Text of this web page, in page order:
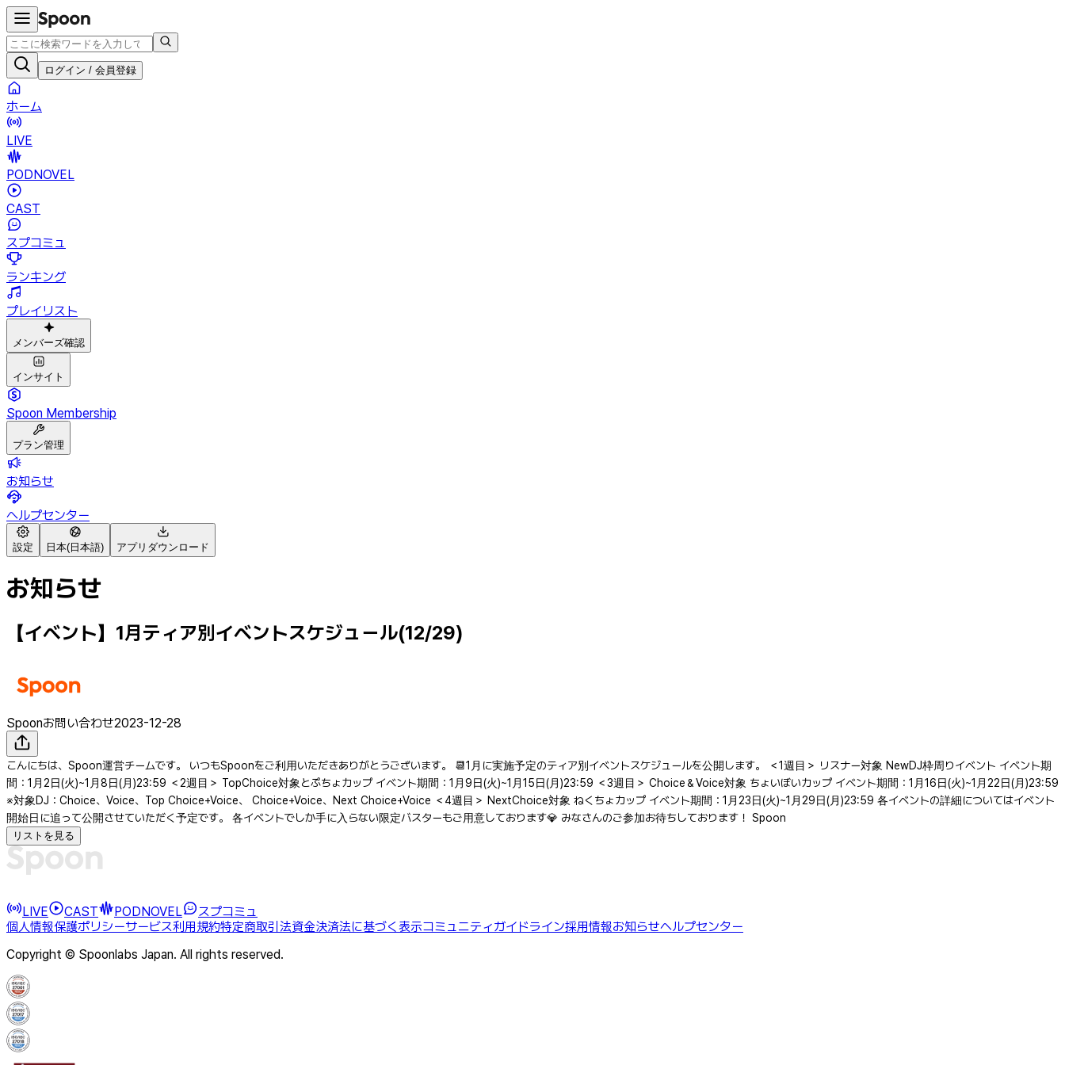
ログイン / 会員登録
ホーム
LIVE
PODNOVEL
CAST
スプコミュ
ランキング
プレイリスト
メンバーズ確認
インサイト
Spoon Membership
プラン管理
お知らせ
ヘルプセンター
設定 日本(日本語) アプリダウンロード
お知らせ
【イベント】1月ティア別イベントスケジュール(12/29)
Spoonお問い合わせ2023-12-28
こんにちは、Spoon運営チームです。 いつもSpoonをご利用いただきありがとうございます。 📆1月に実施予定のティア別イベントスケジュールを公開します。 ＜1週目＞ リスナー対象 NewDJ枠周りイベント イベント期
間：1月2日(火)~1月8日(月)23:59 ＜2週目＞ TopChoice対象とぷちょカップ イベント期間：1月9日(火)~1月15日(月)23:59 ＜3週目＞ Choice＆Voice対象 ちょいぼいカップ イベント期間：1月16日(火)~1月22日(月)23:59
※対象DJ：Choice、Voice、Top Choice+Voice、 Choice+Voice、Next Choice+Voice ＜4週目＞ NextChoice対象 ねくちょカップ イベント期間：1月23日(火)~1月29日(月)23:59 各イベントの詳細についてはイベント
開始日に追って公開させていただく予定です。 各イベントでしか手に入らない限定バスターもご用意しております💎 みなさんのご参加お待ちしております！ Spoon
リストを見る
LIVE CAST PODNOVEL
スプコミュ
個人情報保護ポリシーサービス利用規約特定商取引法資金決済法に基づく表示コミュニティガイドライン採用情報お知らせヘルプセンター
Copyright © Spoonlabs Japan. All rights reserved.